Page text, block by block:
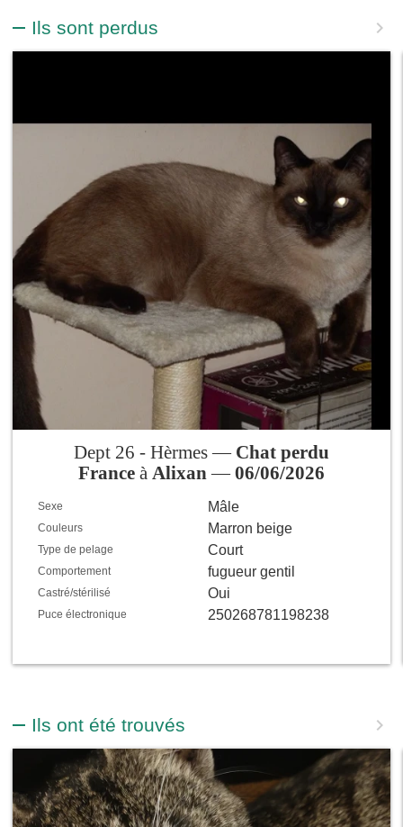
Ils sont perdus
Dept 26 - Hèrmes — Chat perdu
France à Alixan —06/06/2026
Sexe Mâle
Couleurs Marron beige
Type de pelage Court
Comportement fugueur gentil
Castré/stérilisé Oui
Puce électronique 250268781198238
Ils ont été trouvés